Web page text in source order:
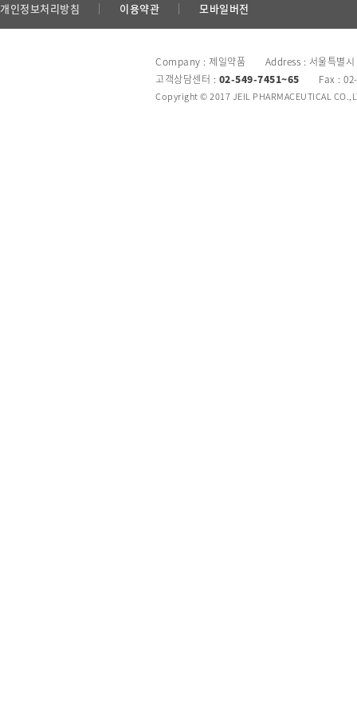
개인정보처리방침 이용약관 모바일버전
Company : 제일약품 Address : 서울특별시
고객상담센터 : 02-549-7451~65 Fax :
Copyright © 2017 JEIL PHARMACEUTICAL